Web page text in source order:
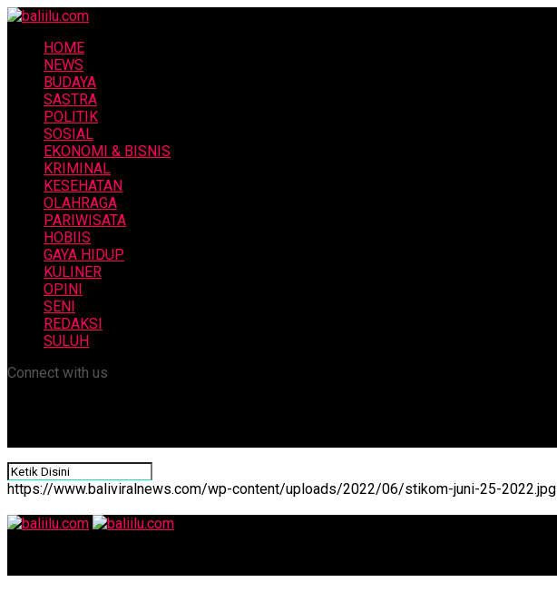
HOME
NEWS
BUDAYA
SASTRA
POLITIK
SOSIAL
EKONOMI & BISNIS
KRIMINAL
KESEHATAN
OLAHRAGA
PARIWISATA
HOBIIS
GAYA HIDUP
KULINER
OPINI
SENI
REDAKSI
SULUH
Connect with us
https://www.baliviralnews.com/wp-content/uploads/2022/06/stikom-juni-25-2022.jpg